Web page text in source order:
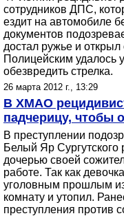
сотрудников ДПС,
ездит на автомобиле
документов
достал ружье и
Полицейским удалось
обезвредить стрелка.
26 марта 2012 г., 13:29
В ХМАО
падчерицу, чтобы
В преступлении
Белый Яр Сургутского
дочерью своей
работе. Так как
уголовным прошлым
комнату и утопил.
преступления против